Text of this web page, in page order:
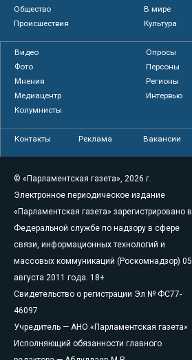
Общество
В мире
Происшествия
Культура
Видео
Опросы
Фото
Персоны
Мнения
Регионы
Медиацентр
Интервью
Колумнисты
Контакты Реклама Вакансии
© «Парламентская газета», 2026 г.
Электронное периодическое издание
«Парламентская газета» зарегистрировано в
Федеральной службе по надзору в сфере
связи, информационных технологий и
массовых коммуникаций (Роскомнадзор) 05
августа 2011 года. 18+
Свидетельство о регистрации Эл № ФС77-
46097
Учредитель — АНО «Парламентская газета»
Исполняющий обязанности главного